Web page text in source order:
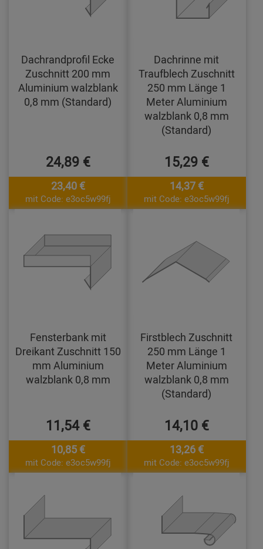
Dachrandprofil Ecke
Zuschnitt 200 mm
Aluminium walzblank
0,8 mm (Standard)
24,89 €
23,40 €
mit Code: e3oc5w99fj
Dachrinne mit
Traufblech Zuschnitt
250 mm Länge 1
Meter Aluminium
walzblank 0,8 mm
(Standard)
15,29 €
14,37 €
mit Code: e3oc5w99fj
Fensterbank mit
Dreikant Zuschnitt 150
mm Aluminium
walzblank 0,8 mm
11,54 €
10,85 €
mit Code: e3oc5w99fj
Firstblech Zuschnitt
250 mm Länge 1
Meter Aluminium
walzblank 0,8 mm
(Standard)
14,10 €
13,26 €
mit Code: e3oc5w99fj